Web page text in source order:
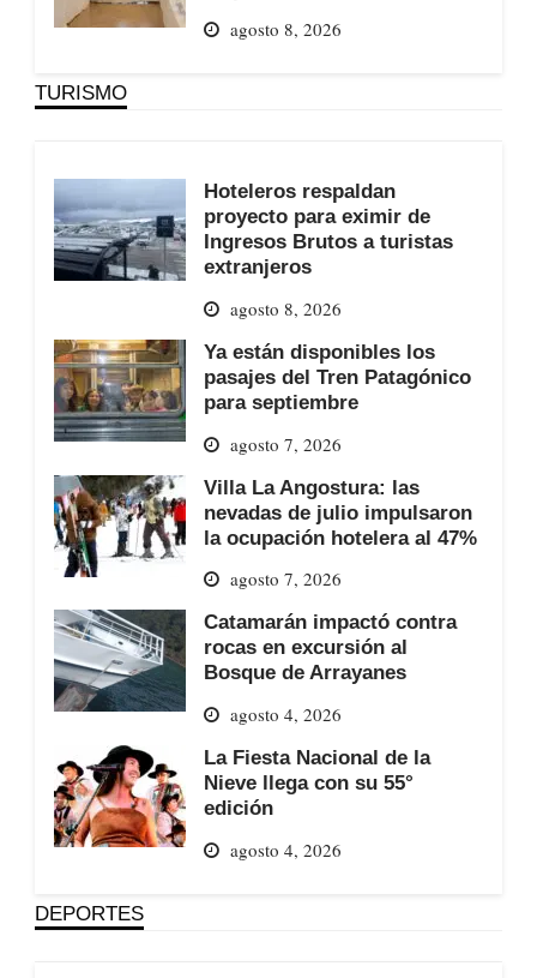
agosto 8, 2026
TURISMO
Hoteleros respaldan
proyecto para eximir de
Ingresos Brutos a turistas
extranjeros
agosto 8, 2026
Ya están disponibles los
pasajes del Tren Patagónico
para septiembre
agosto 7, 2026
Villa La Angostura: las
nevadas de julio impulsaron
la ocupación hotelera al 47%
agosto 7, 2026
Catamarán impactó contra
rocas en excursión al
Bosque de Arrayanes
agosto 4, 2026
La Fiesta Nacional de la
Nieve llega con su 55°
edición
agosto 4, 2026
DEPORTES